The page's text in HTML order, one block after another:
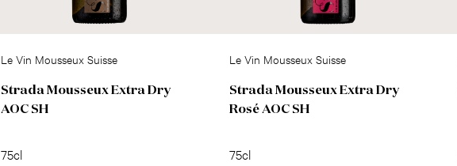
Le Vin Mousseux Suisse
Strada Mousseux Extra Dry
AOC SH
75cl
Le Vin Mousseux Suisse
Strada Mousseux Extra Dry
Rosé AOC SH
75cl